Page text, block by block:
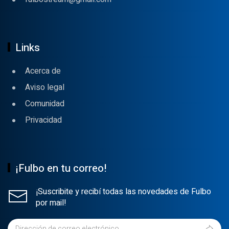
Links
Acerca de
Aviso legal
Comunidad
Privacidad
¡Fulbo en tu correo!
¡Suscribite y recibí todas las novedades de Fulbo
por mail!